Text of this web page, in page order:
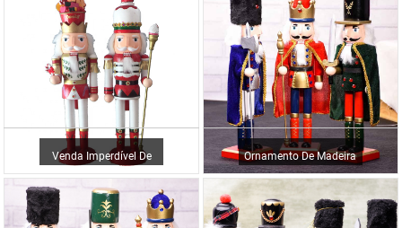
Personalizado Em
Madeira De Pinho...
Natal ...
Venda Imperdível De
Nozes De Tamanho
Ornamento De Madeira
Tradicional Alemão Mais
Popular...